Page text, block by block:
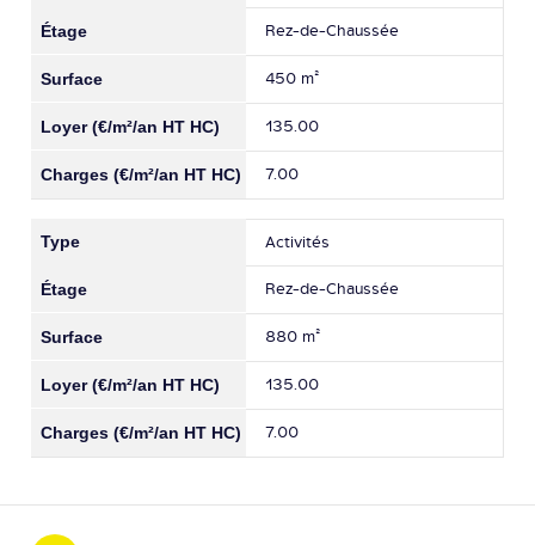
Rez-de-Chaussée
450 m²
135.00
7.00
Activités
Rez-de-Chaussée
880 m²
135.00
7.00